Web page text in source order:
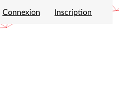
Connexion Inscription